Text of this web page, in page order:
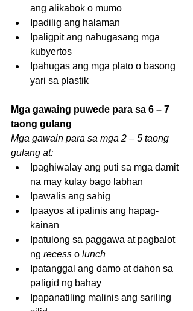
ang alikabok o mumo
Ipadilig ang halaman
Ipaligpit ang nahugasang mga
kubyertos
Ipahugas ang mga plato o basong
yari sa plastik
Mga gawaing puwede para sa 6 – 7
taong gulang
Mga gawain para sa mga 2 – 5 taong
gulang at:
Ipaghiwalay ang puti sa mga damit
na may kulay bago labhan
Ipawalis ang sahig
Ipaayos at ipalinis ang hapag-
kainan
Ipatulong sa paggawa at pagbalot
ng recess o lunch
Ipatanggal ang damo at dahon sa
paligid ng bahay
Ipapanatiling malinis ang sariling